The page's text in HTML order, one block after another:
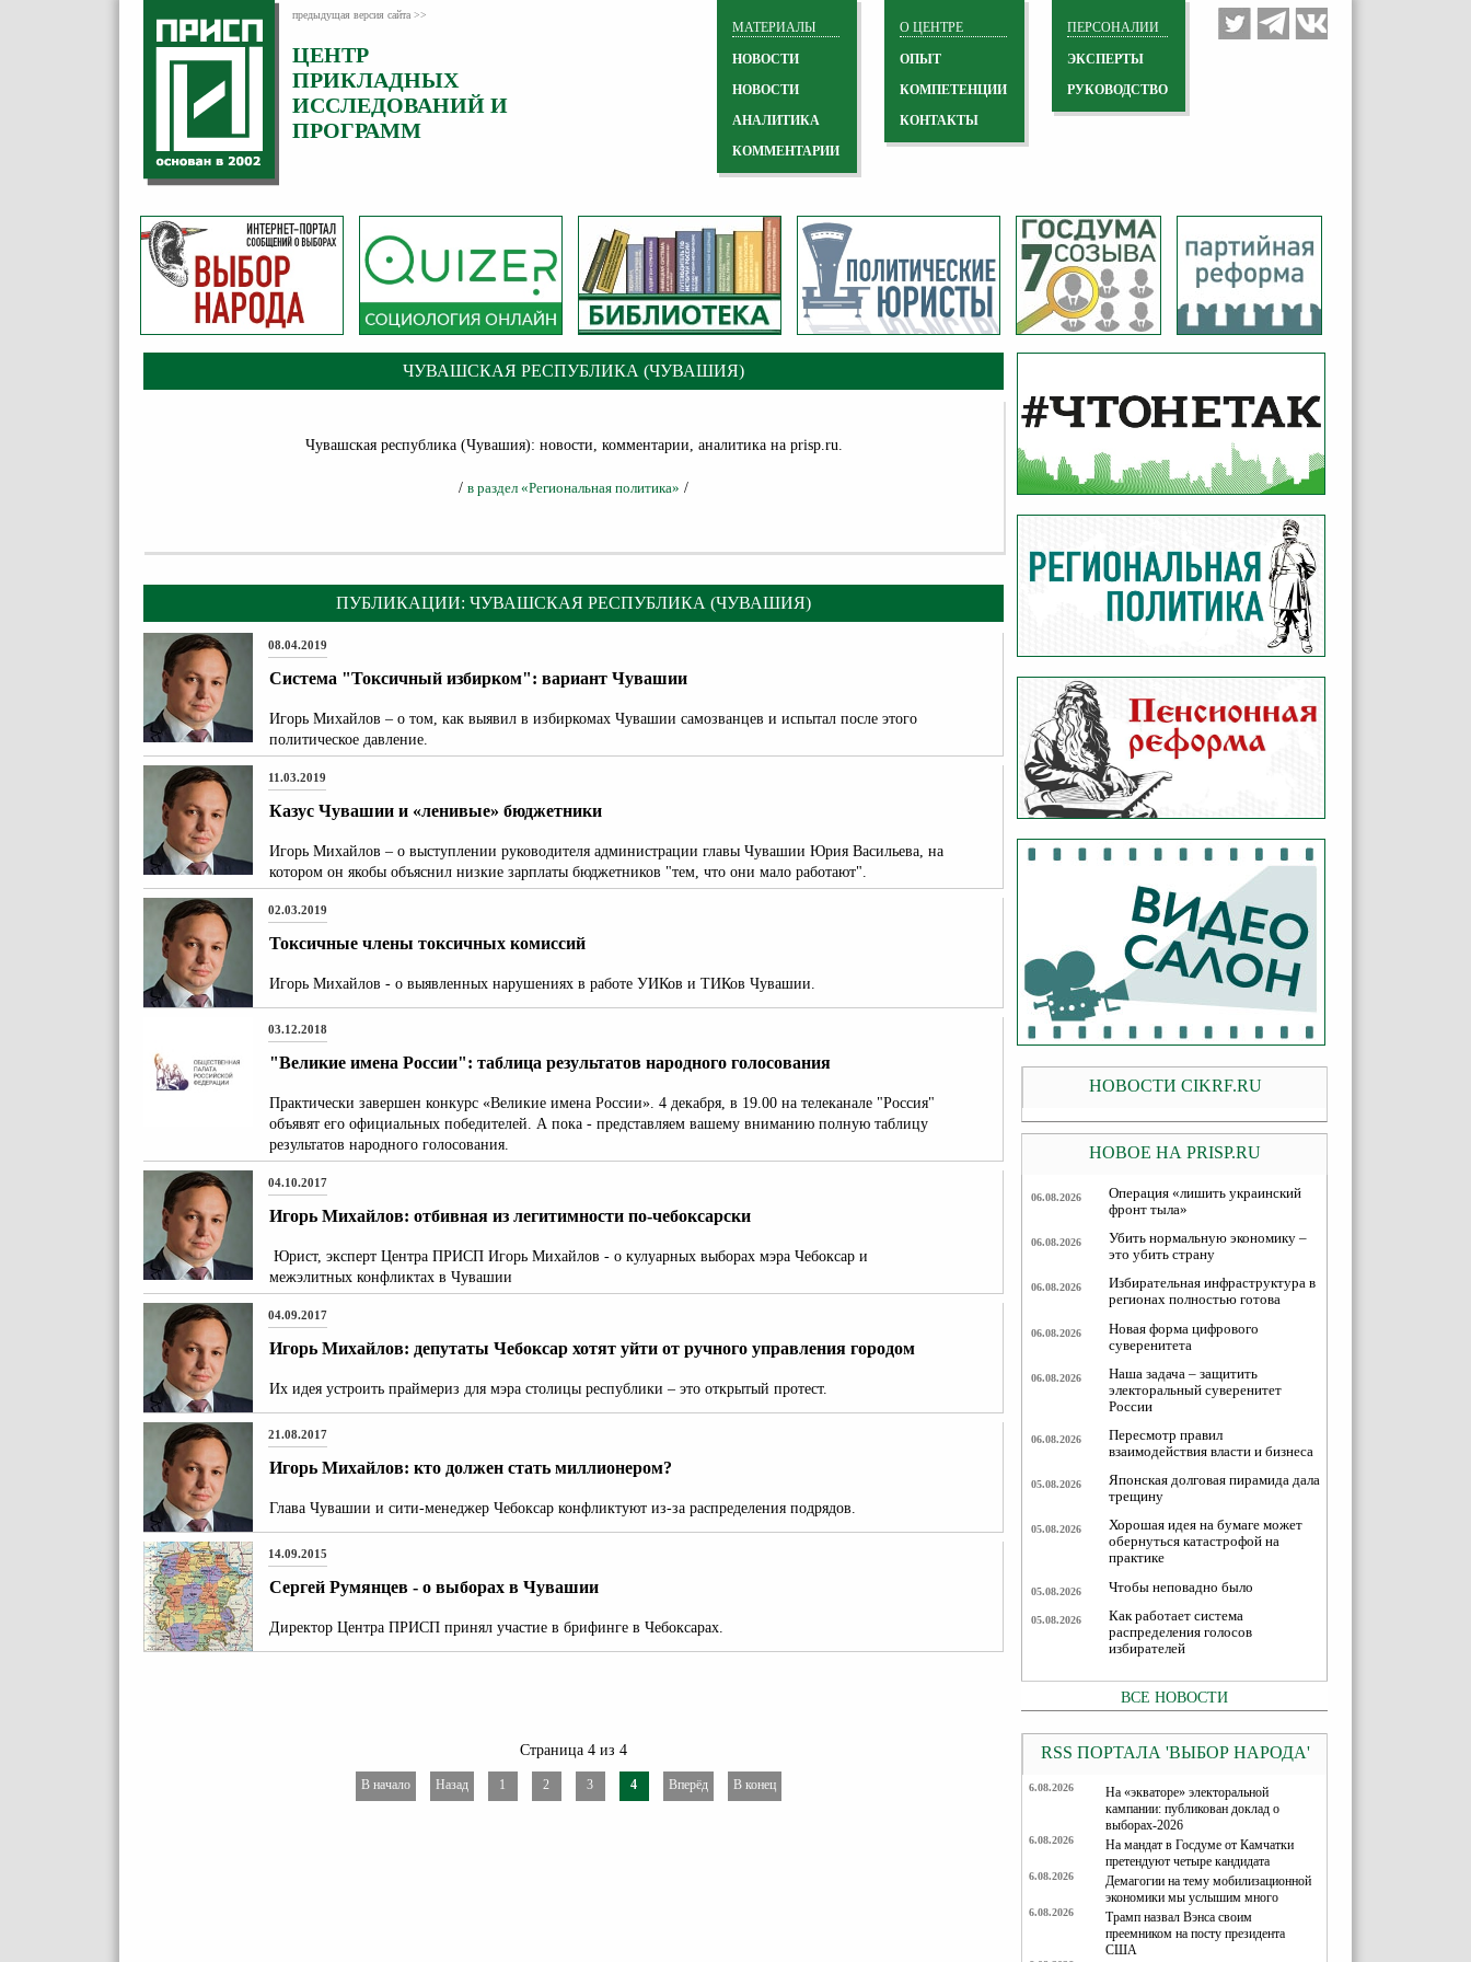
предыдущая версия сайта >>
ЦЕНТР
ПРИКЛАДНЫХ
ИССЛЕДОВАНИЙ И
ПРОГРАММ
ПЕРСОНАЛИИ
ЭКСПЕРТЫ
РУКОВОДСТВО
О ЦЕНТРЕ
ОПЫТ
КОМПЕТЕНЦИИ
КОНТАКТЫ
МАТЕРИАЛЫ
НОВОСТИ
НОВОСТИ
АНАЛИТИКА
КОММЕНТАРИИ
ЧУВАШСКАЯ РЕСПУБЛИКА (ЧУВАШИЯ)
Чувашская республика (Чувашия): новости, комментарии, аналитика на prisp.ru.
/ в раздел «Региональная политика» /
ПУБЛИКАЦИИ: ЧУВАШСКАЯ РЕСПУБЛИКА (ЧУВАШИЯ)
08.04.2019
Система "Токсичный избирком": вариант Чувашии
Игорь Михайлов – о том, как выявил в избиркомах Чувашии самозванцев и испытал после этого
политическое давление.
11.03.2019
Казус Чувашии и «ленивые» бюджетники
Игорь Михайлов – о выступлении руководителя администрации главы Чувашии Юрия Васильева, на
котором он якобы объяснил низкие зарплаты бюджетников "тем, что они мало работают".
02.03.2019
Токсичные члены токсичных комиссий
Игорь Михайлов - о выявленных нарушениях в работе УИКов и ТИКов Чувашии.
03.12.2018
"Великие имена России": таблица результатов народного голосования
Практически завершен конкурс «Великие имена России». 4 декабря, в 19.00 на телеканале "Россия"
объявят его официальных победителей. А пока - представляем вашему вниманию полную таблицу
результатов народного голосования.
04.10.2017
Игорь Михайлов: отбивная из легитимности по-чебоксарски
Юрист, эксперт Центра ПРИСП Игорь Михайлов - о кулуарных выборах мэра Чебоксар и
межэлитных конфликтах в Чувашии
04.09.2017
Игорь Михайлов: депутаты Чебоксар хотят уйти от ручного управления городом
Их идея устроить праймериз для мэра столицы республики – это открытый протест.
21.08.2017
Игорь Михайлов: кто должен стать миллионером?
Глава Чувашии и сити-менеджер Чебоксар конфликтуют из-за распределения подрядов.
14.09.2015
Сергей Румянцев - о выборах в Чувашии
Директор Центра ПРИСП принял участие в брифинге в Чебоксарах.
Страница 4 из 4
В начало Назад 1 2 3 4 Вперёд В конец
НОВОСТИ CIKRF.RU
НОВОЕ НА PRISP.RU
06.08.2026
Операция «лишить украинский
фронт тыла»
06.08.2026
Убить нормальную экономику –
это убить страну
06.08.2026
Избирательная инфраструктура в
регионах полностью готова
06.08.2026
Новая форма цифрового
суверенитета
06.08.2026
Наша задача – защитить
электоральный суверенитет
России
06.08.2026
Пересмотр правил
взаимодействия власти и бизнеса
05.08.2026
Японская долговая пирамида дала
трещину
05.08.2026
Хорошая идея на бумаге может
обернуться катастрофой на
практике
05.08.2026 Чтобы неповадно было
05.08.2026
Как работает система
распределения голосов
избирателей
ВСЕ НОВОСТИ
RSS ПОРТАЛА 'ВЫБОР НАРОДА'
6.08.2026
На «экваторе» электоральной
кампании: публикован доклад о
выборах-2026
6.08.2026
На мандат в Госдуме от Камчатки
претендуют четыре кандидата
6.08.2026
Демагогии на тему мобилизационной
экономики мы услышим много
6.08.2026
Трамп назвал Вэнса своим
преемником на посту президента
США